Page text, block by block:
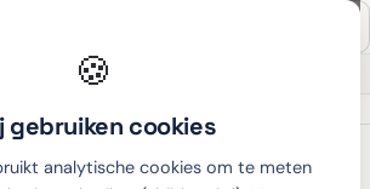
🍪
gebruiken cookies
analytische cookies om te meten
Thuiswinkel partner
›Simyo